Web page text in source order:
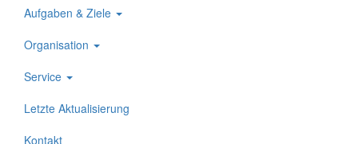
Aufgaben & Ziele
Organisation
Service
Letzte Aktualisierung
Kontakt